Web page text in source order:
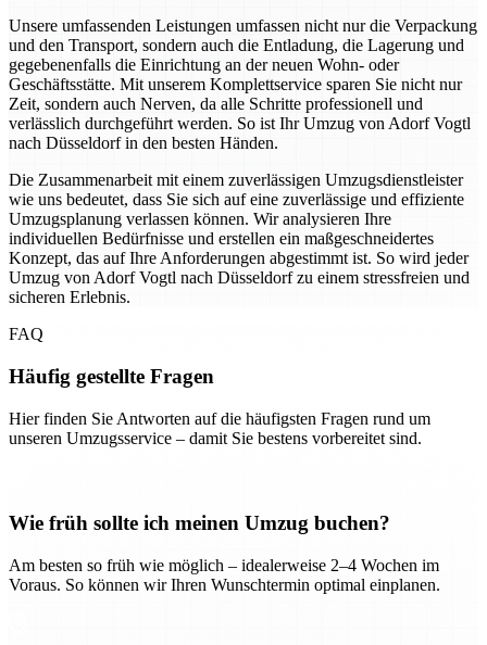
Unsere umfassenden Leistungen umfassen nicht nur die Verpackung
und den Transport, sondern auch die Entladung, die Lagerung und
gegebenenfalls die Einrichtung an der neuen Wohn- oder
Geschäftsstätte. Mit unserem Komplettservice sparen Sie nicht nur
Zeit, sondern auch Nerven, da alle Schritte professionell und
verlässlich durchgeführt werden. So ist Ihr Umzug von Adorf Vogtl
nach Düsseldorf in den besten Händen.
Die Zusammenarbeit mit einem zuverlässigen Umzugsdienstleister
wie uns bedeutet, dass Sie sich auf eine zuverlässige und effiziente
Umzugsplanung verlassen können. Wir analysieren Ihre
individuellen Bedürfnisse und erstellen ein maßgeschneidertes
Konzept, das auf Ihre Anforderungen abgestimmt ist. So wird jeder
Umzug von Adorf Vogtl nach Düsseldorf zu einem stressfreien und
sicheren Erlebnis.
FAQ
Häufig gestellte Fragen
Hier finden Sie Antworten auf die häufigsten Fragen rund um
unseren Umzugsservice – damit Sie bestens vorbereitet sind.
Wie früh sollte ich meinen Umzug buchen?
Am besten so früh wie möglich – idealerweise 2–4 Wochen im
Voraus. So können wir Ihren Wunschtermin optimal einplanen.